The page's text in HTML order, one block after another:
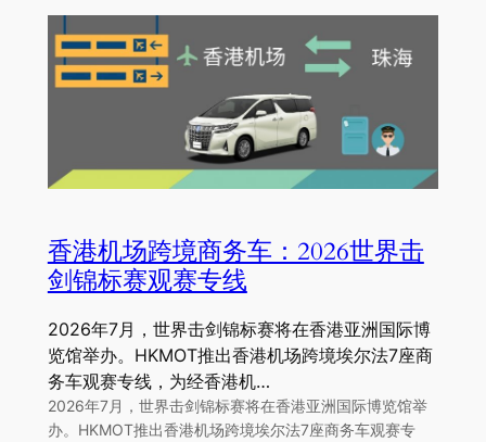
香港机场跨境商务车：2026世界击
剑锦标赛观赛专线
2026年7月，世界击剑锦标赛将在香港亚洲国际博
览馆举办。HKMOT推出香港机场跨境埃尔法7座商
务车观赛专线，为经香港机…
2026年7月，世界击剑锦标赛将在香港亚洲国际博览馆举
办。HKMOT推出香港机场跨境埃尔法7座商务车观赛专